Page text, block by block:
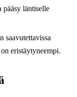
pääsy läntiselle
saavutettavissa
eristäytyneempi.